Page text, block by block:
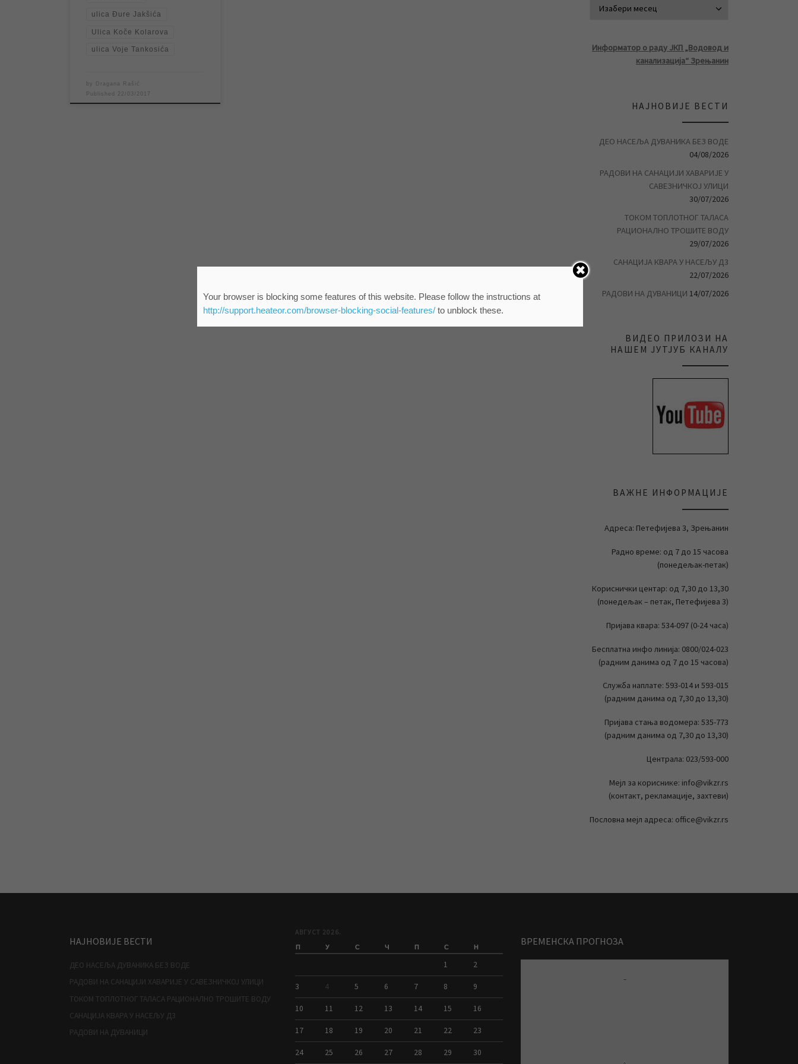
ulica Đure Jakšića
Ulica Koče Kolarova
ulica Voje Tankosića
by
Dragana Rašić
Published 22/03/2017
Информатор о раду ЈКП „Водовод и
канализација“ Зрењанин
НАЈНОВИЈЕ ВЕСТИ
ДЕО НАСЕЉА ДУВАНИКА БЕЗ ВОДЕ
04/08/2026
РАДОВИ НА САНАЦИЈИ ХАВАРИЈЕ У
САВЕЗНИЧКОЈ УЛИЦИ
30/07/2026
ТОКОМ ТОПЛОТНОГ ТАЛАСА
РАЦИОНАЛНО ТРОШИТЕ ВОДУ
29/07/2026
САНАЦИЈА КВАРА У НАСЕЉУ Д3
22/07/2026
РАДОВИ НА ДУВАНИЦИ 14/07/2026
ВИДЕО ПРИЛОЗИ НА
НАШЕМ ЈУТЈУБ КАНАЛУ
ВАЖНЕ ИНФОРМАЦИЈЕ
Адреса: Петефијева 3, Зрењанин
Радно време: од 7 до 15 часова
(понедељак-петак)
Кориснички центар: од 7,30 до 13,30
(понедељак – петак, Петефијева 3)
Пријава квара: 534-097 (0-24 часа)
Бесплатна инфо линија: 0800/024-023
(радним данима од 7 до 15 часова)
Служба наплате: 593-014 и 593-015
(радним данима од 7,30 до 13,30)
Пријава стања водомера: 535-773
(радним данима од 7,30 до 13,30)
Централа: 023/593-000
Мејл за кориснике: info@vikzr.rs
(контакт, рекламације, захтеви)
Пословна мејл адреса: office@vikzr.rs
НАЈНОВИЈЕ ВЕСТИ
ДЕО НАСЕЉА ДУВАНИКА БЕЗ ВОДЕ
РАДОВИ НА САНАЦИЈИ ХАВАРИЈЕ У САВЕЗНИЧКОЈ УЛИЦИ
ТОКОМ ТОПЛОТНОГ ТАЛАСА РАЦИОНАЛНО ТРОШИТЕ ВОДУ
САНАЦИЈА КВАРА У НАСЕЉУ Д3
РАДОВИ НА ДУВАНИЦИ
АВГУСТ 2026.
П У С Ч П С Н
1 2
3 4 5 6 7 8 9
10 11 12 13 14 15 16
17 18 19 20 21 22 23
24 25 26 27 28 29 30
ВРЕМЕНСКА ПРОГНОЗА
-
Your browser is blocking some features of this website. Please follow the instructions at
http://support.heateor.com/browser-blocking-social-features/to unblock these.